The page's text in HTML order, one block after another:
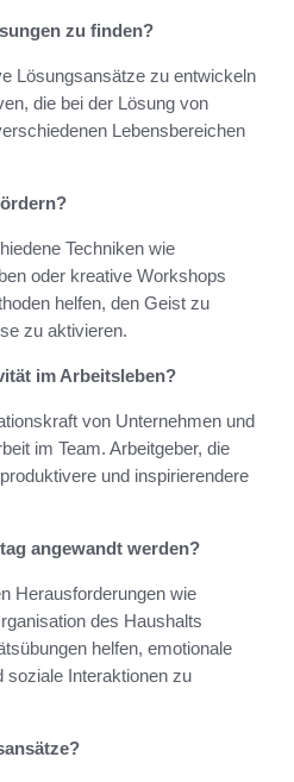
zu finden?
Lösungsansätze zu entwickeln
die bei der Lösung von
Lebensbereichen
Techniken wie
oder kreative Workshops
helfen, den Geist zu
zu aktivieren.
im Arbeitsleben?
von Unternehmen und
im Team. Arbeitgeber, die
und inspirierendere
angewandt werden?
Herausforderungen wie
des Haushalts
helfen, emotionale
soziale Interaktionen zu